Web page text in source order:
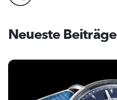
Neueste Beiträge